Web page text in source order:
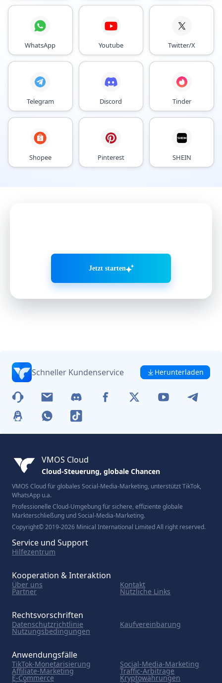
WhatsApp Youtube Twitter/X
Telegram Discord Tinder
Shopee Pinterest SHEIN
Jetzt starten
Schneller Kundenservice Herunterladen
VMOS Cloud
Cloud-Steuerung, globale Chancen
VMOS Cloud für globales Social-Media-Marketing, unterstützt TikTok,
WhatsApp u.a.
Professionelle Cloud-Umgebung für sichere, effiziente globale
Markterschließung und Social-Media-Marketing.
Copyright© 2019-2026 Minical International Limited All right reserved.
Service und Support
Hilfezentrum
Kooperation & Interaktion
Über uns Kontakt
Partner Nützliche Links
Rechtsvorschriften
Datenschutzrichtlinie Kaufvereinbarung
Nutzungsbedingungen
Anwendungsfälle
TikTok-Monetarisierung Social-Media-Marketing
Affiliate-Marketing Traffic-Arbitrage
E-Commerce Kryptowährungen